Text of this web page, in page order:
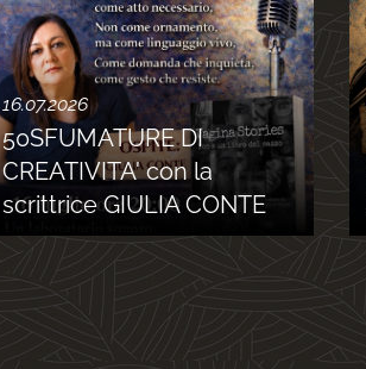
16.07.2026
50SFUMATURE DI
CREATIVITA' con la
scrittrice GIULIA CONTE